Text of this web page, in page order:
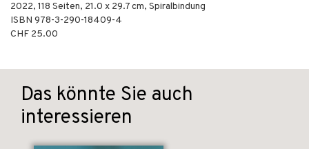
2022, 118 Seiten, 21.0 x 29.7 cm, Spiralbindung
ISBN 978-3-290-18409-4
CHF 25.00
Das könnte Sie auch
interessieren